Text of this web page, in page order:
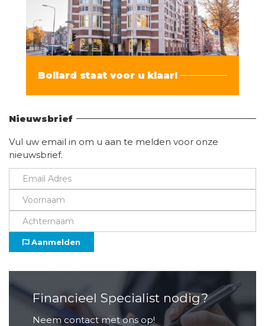
Bollard staat voor u klaar!
Nieuwsbrief
Vul uw email in om u aan te melden voor onze
nieuwsbrief.
Aanmelden
Financieel Specialist nodig?
Neem contact met ons op!